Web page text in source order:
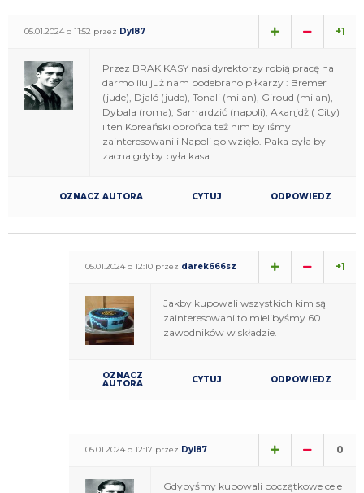
05.01.2024 o 11:52 przez Dyl87 +1
Przez BRAK KASY nasi dyrektorzy robią pracę na
darmo ilu już nam podebrano piłkarzy : Bremer
(jude), Djaló (jude), Tonali (milan), Giroud (milan),
Dybala (roma), Samardzić (napoli), Akanjdż ( City)
i ten Koreański obrońca też nim byliśmy
zainteresowani i Napoli go wzięło. Paka była by
zacna gdyby była kasa
OZNACZ AUTORA CYTUJ ODPOWIEDZ
05.01.2024 o 12:10 przez darek666sz +1
Jakby kupowali wszystkich kim są
zainteresowani to mielibyśmy 60
zawodników w składzie.
OZNACZ
AUTORA CYTUJ ODPOWIEDZ
05.01.2024 o 12:17 przez Dyl87 0
Gdybyśmy kupowali początkowe cele